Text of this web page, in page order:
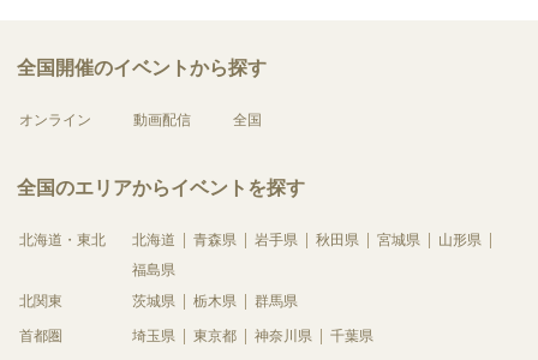
全国開催のイベントから探す
オンライン 動画配信 全国
全国のエリアからイベントを探す
北海道・東北 北海道 青森県 岩手県 秋田県 宮城県
山形県
福島県
北関東
茨城県 栃木県 群馬県
首都圏 埼玉県 東京都 神奈川県 千葉県